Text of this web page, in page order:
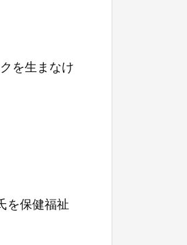
を生まなけ
を保健福祉